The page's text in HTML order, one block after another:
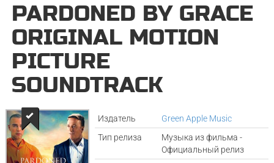
PARDONED BY GRACE
ORIGINAL MOTION
PICTURE
SOUNDTRACK
Издатель
Green Apple Music
Тип релиза
Музыка из фильма -
Официальный релиз